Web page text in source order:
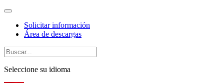
Solicitar información
Área de descargas
Seleccione su idioma